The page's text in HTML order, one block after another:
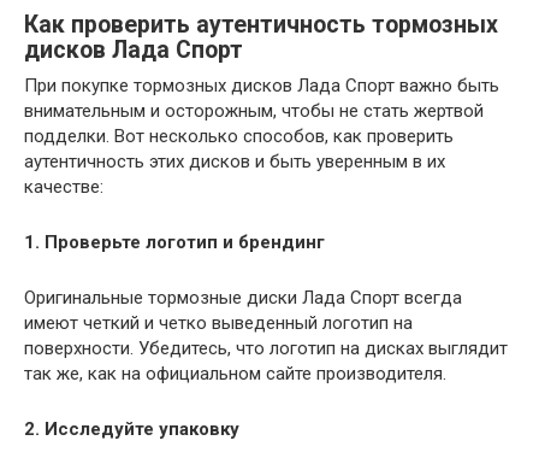
Как проверить аутентичность тормозных
дисков Лада Спорт
При покупке тормозных дисков Лада Спорт важно быть
внимательным и осторожным, чтобы не стать жертвой
подделки. Вот несколько способов, как проверить
аутентичность этих дисков и быть уверенным в их
качестве:
1. Проверьте логотип и брендинг
Оригинальные тормозные диски Лада Спорт всегда
имеют четкий и четко выведенный логотип на
поверхности. Убедитесь, что логотип на дисках выглядит
так же, как на официальном сайте производителя.
2. Исследуйте упаковку